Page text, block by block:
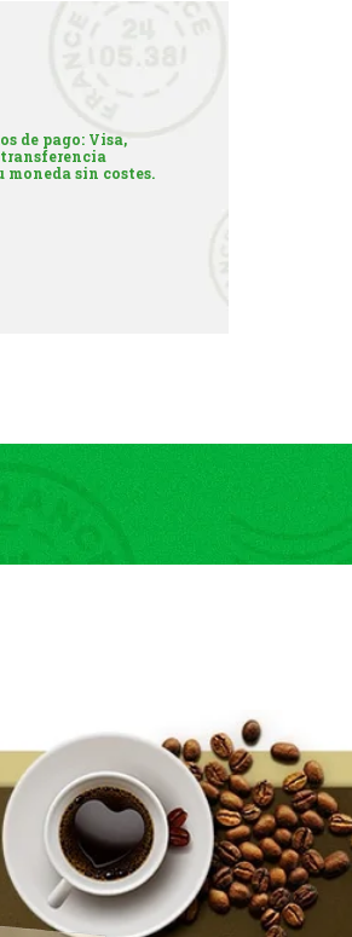
de pago: Visa,
transferencia
moneda sin costes.